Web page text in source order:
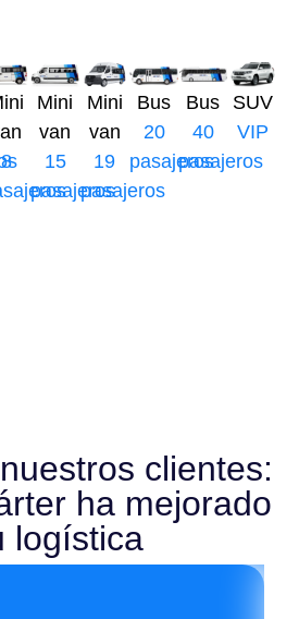
8
Mini
van
15
pasajeros
Mini
van
19
pasajeros
Bus
20
pasajeros
Bus
40
pasajeros
SUV
VIP
clientes:
ha mejorado
logística